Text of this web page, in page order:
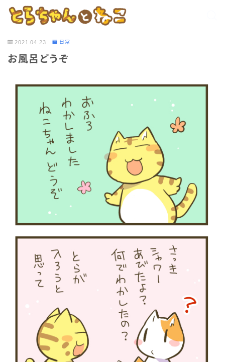
2021.04.23 日常
お風呂どうぞ